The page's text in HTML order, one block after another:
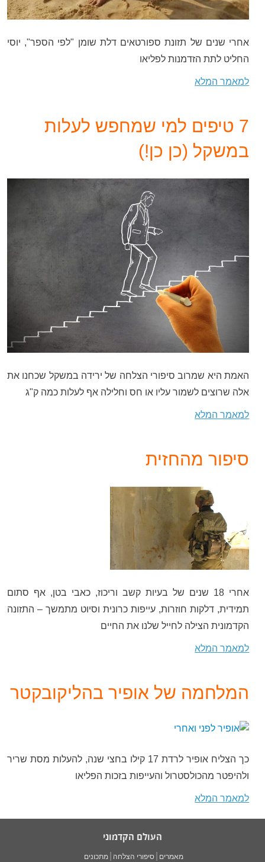
אחרי שנים של תזונת ספורטאים דלת שומן "לפי הספר", יוסי
החליט לתת הזדמנות לפליאו
למאמר המלא
7 טיפים למי שמחפש לעלות
במשקל (כן כן!)
האמת היא שמרוב סיפורי הצלחה של ירידה במשקל שכחנו את
אלה שרוצים לשמור עליו או חס וחלילה אף לעלות כמה ק"ג
למאמר המלא
סיפור מהחזית
אחרי 18 שנים של בעיות קשב וריכוז, כאבי בטן, אף סתום
תמידית, דלקות חוזרות, עייפות כרונית וסיוט מתמשך – התזונה
הקדמונית הצילה לחייל שלנו את החיים
למאמר המלא
המלחמה של אופיר בהליקובקטר
כך הצליח אופיר לרדת 17 קילו בחצי שנה, להעלות מסת שריר
ולהיפטר מהכולסטרול והעייפות בזכות הפליאו
למאמר המלא
העולם הקדמוני
מאמרים סיפורי הצלחה מתכונים